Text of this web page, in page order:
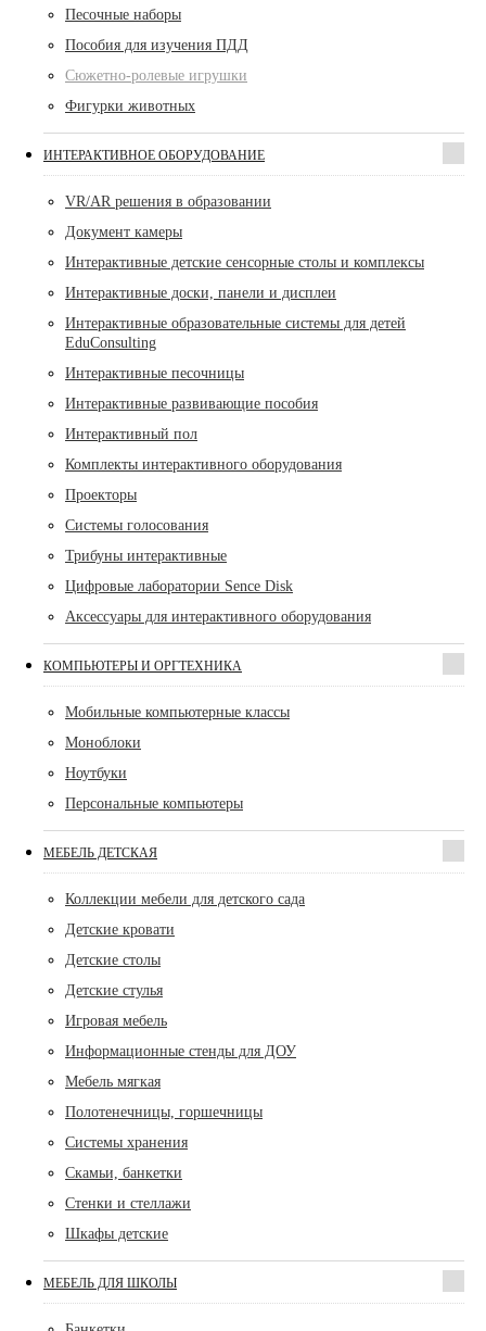
Песочные наборы
Пособия для изучения ПДД
Сюжетно-ролевые игрушки
Фигурки животных
ИНТЕРАКТИВНОЕ ОБОРУДОВАНИЕ
VR/AR решения в образовании
Документ камеры
Интерактивные детские сенсорные столы и комплексы
Интерактивные доски, панели и дисплеи
Интерактивные образовательные системы для детей
EduConsulting
Интерактивные песочницы
Интерактивные развивающие пособия
Интерактивный пол
Комплекты интерактивного оборудования
Проекторы
Системы голосования
Трибуны интерактивные
Цифровые лаборатории Sence Disk
Аксессуары для интерактивного оборудования
КОМПЬЮТЕРЫ И ОРГТЕХНИКА
Мобильные компьютерные классы
Моноблоки
Ноутбуки
Персональные компьютеры
МЕБЕЛЬ ДЕТСКАЯ
Коллекции мебели для детского сада
Детские кровати
Детские столы
Детские стулья
Игровая мебель
Информационные стенды для ДОУ
Мебель мягкая
Полотенечницы, горшечницы
Системы хранения
Скамьи, банкетки
Стенки и стеллажи
Шкафы детские
МЕБЕЛЬ ДЛЯ ШКОЛЫ